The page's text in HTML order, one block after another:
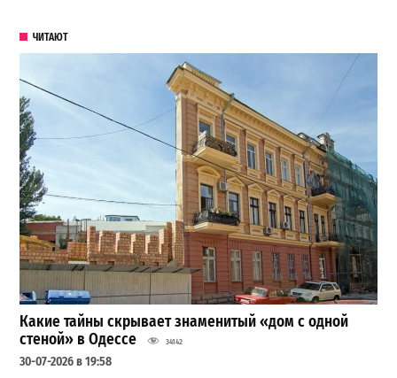
ЧИТАЮТ
Какие тайны скрывает знаменитый «дом с одной
стеной» в Одессе
34142
30-07-2026 в 19:58